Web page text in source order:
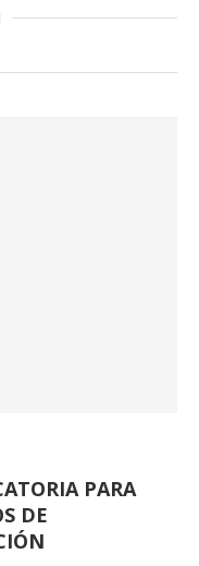
PARA
DE